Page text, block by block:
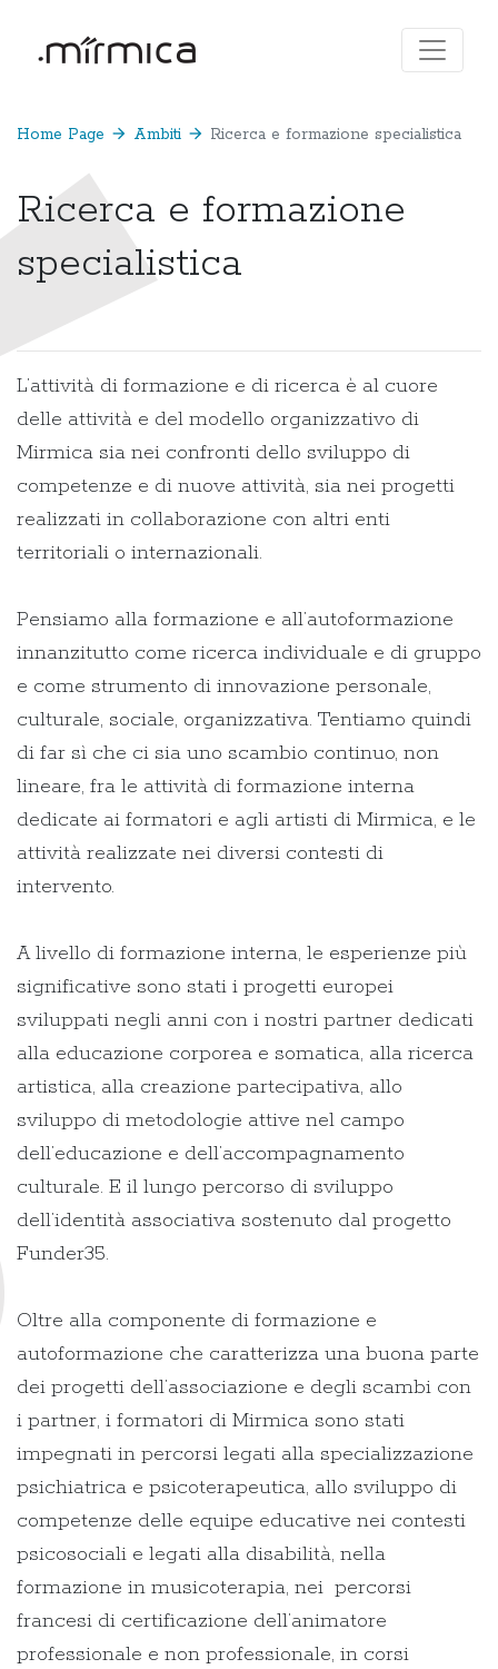
Home Page arrow_forward Ambiti arrow_forward Ricerca e formazione specialistica
Ricerca e formazione
specialistica
L’attività di formazione e di ricerca è al cuore
delle attività e del modello organizzativo di
Mirmica sia nei confronti dello sviluppo di
competenze e di nuove attività, sia nei progetti
realizzati in collaborazione con altri enti
territoriali o internazionali.
Pensiamo alla formazione e all’autoformazione
innanzitutto come ricerca individuale e di gruppo
e come strumento di innovazione personale,
culturale, sociale, organizzativa. Tentiamo quindi
di far sì che ci sia uno scambio continuo, non
lineare, fra le attività di formazione interna
dedicate ai formatori e agli artisti di Mirmica, e le
attività realizzate nei diversi contesti di
intervento.
A livello di formazione interna, le esperienze più
significative sono stati i progetti europei
sviluppati negli anni con i nostri partner dedicati
alla educazione corporea e somatica, alla ricerca
artistica, alla creazione partecipativa, allo
sviluppo di metodologie attive nel campo
dell’educazione e dell’accompagnamento
culturale. E il lungo percorso di sviluppo
dell’identità associativa sostenuto dal progetto
Funder35.
Oltre alla componente di formazione e
autoformazione che caratterizza una buona parte
dei progetti dell’associazione e degli scambi con
i partner, i formatori di Mirmica sono stati
impegnati in percorsi legati alla specializzazione
psichiatrica e psicoterapeutica, allo sviluppo di
competenze delle equipe educative nei contesti
psicosociali e legati alla disabilità, nella
formazione in musicoterapia, nei percorsi
francesi di certificazione dell’animatore
professionale e non professionale, in corsi